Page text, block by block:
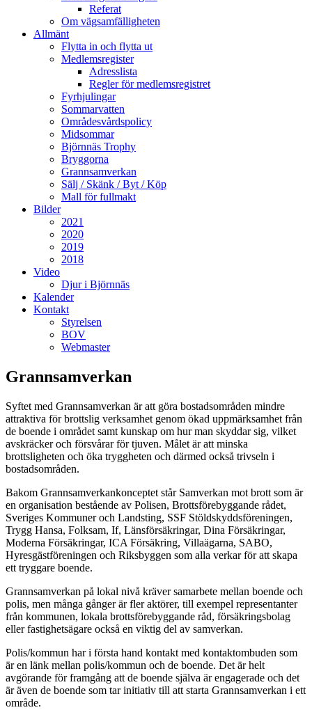
Referat
Om vägsamfälligheten
Allmänt
Flytta in och flytta ut
Medlemsregister
Adresslista
Regler för medlemsregistret
Fyrhjulingar
Sommarvatten
Områdesvårdspolicy
Midsommar
Björnnäs Trophy
Bryggorna
Grannsamverkan
Sälj / Skänk / Byt / Köp
Mall för fullmakt
Bilder
2021
2020
2019
2018
Video
Djur i Björnnäs
Kalender
Kontakt
Styrelsen
BOV
Webmaster
Grannsamverkan
Syftet med Grannsamverkan är att göra bostadsområden mindre
attraktiva för brottslig verksamhet genom ökad uppmärksamhet från
de boende i området samt kunskap om hur man skyddar sig, vilket
avskräcker och försvårar för tjuven. Målet är att minska
brottsligheten och öka tryggheten och därmed också trivseln i
bostadsområden.
Bakom Grannsamverkankonceptet står Samverkan mot brott som är
en organisation bestående av Polisen, Brottsförebyggande rådet,
Sveriges Kommuner och Landsting, SSF Stöldskyddsföreningen,
Trygg Hansa, Folksam, If, Länsförsäkringar, Dina Försäkringar,
Moderna Försäkringar, ICA Försäkring, Villaägarna, SABO,
Hyresgästföreningen och Riksbyggen som alla verkar för att skapa
ett tryggare boende.
Grannsamverkan på lokal nivå kräver samarbete mellan boende och
polis, men många gånger är fler aktörer, till exempel representanter
från kommunen, lokala brottsförebyggande råd, försäkringsbolag
eller fastighetsägare också en viktig del av samverkan.
Polis/kommun har i första hand kontakt med kontaktombuden som
är en länk mellan polis/kommun och de boende. Det är helt
avgörande för framgång att de boende själva är engagerade och det
är även de boende som tar initiativ till att starta Grannsamverkan i ett
område.